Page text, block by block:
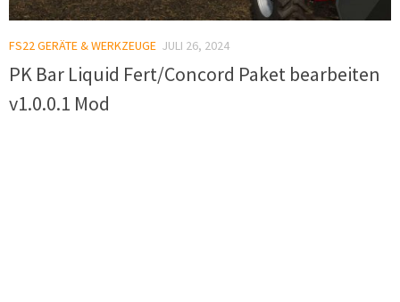
FS22 GERÄTE & WERKZEUGE JULI 26, 2024
PK Bar Liquid Fert/Concord Paket bearbeiten
v1.0.0.1 Mod